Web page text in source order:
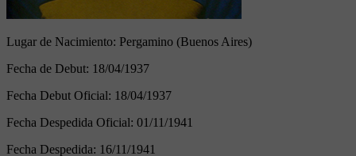
Lugar de Nacimiento: Pergamino (Buenos Aires)
Fecha de Debut: 18/04/1937
Fecha Debut Oficial: 18/04/1937
Fecha Despedida Oficial: 01/11/1941
Fecha Despedida: 16/11/1941